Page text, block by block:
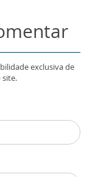
exclusiva de
site.